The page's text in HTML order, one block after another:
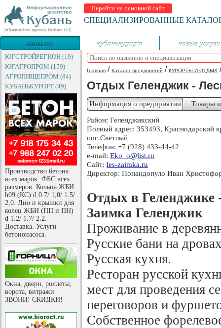
Перейти на основной сайт
СПЕЦИАЛИЗИРОВАННЫЕ
каталог
предприятий
кубанькурорт новые услуги
ЮГСТРОЙРЕГИОН (19)
ЮГАГРОПРОМ (159)
АГРОПИЩЕПРОМ (84)
КУБАНЬКУРОРТ (49)
Производство бетона
всех марок. ФБС всех
размеров. Кольца ЖБИ
h09 (КС) d 0.7/ 1,0/ 1.5/
2,0. Дно и крышки для
колец ЖБИ (ПП и ПН)
d 1.2/ 1.7/ 2.2.
Доставка. Услуги
бетононасоса.
Окна, двери, роллеты,
ворота, витражи
ЗВОНИ! СКИДКИ!
Главная / Каталог предприятий / КУРОРТЫ И ОТДЫХ
Отдых Геленджик -
Информация о предприятии Товары
Район: Геленджикский
Полный адрес: 353493, Краснодарский
пос.Светлый
Телефон: +7 (928) 433-44-42
e-mail: Eko_o@list.ru
Сайт: les-zaimka.ru
Директор: Попандопуло Иван
Отдых в Геленджике
Заимка Геленджик
Проживание в
Русские бани на
Русская кухня.
Ресторан русской
мест для проведения
переговоров и
Собственное